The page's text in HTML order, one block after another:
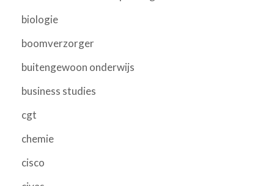
biologie
boomverzorger
buitengewoon onderwijs
business studies
cgt
chemie
cisco